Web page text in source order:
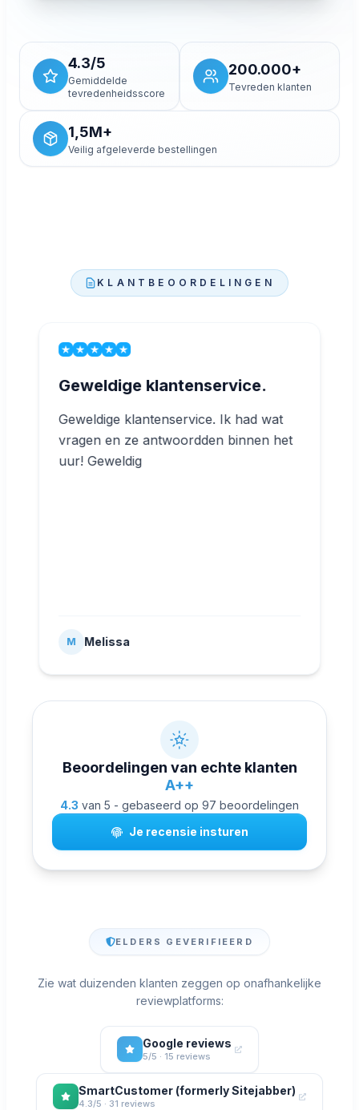
4.3/5
Gemiddelde
tevredenheidsscore
200.000+
Tevreden klanten
1,5M+
Veilig afgeleverde bestellingen
Toestaan en video laden
KLANTBEOORDELINGEN
Geweldige klantenservice.
Geweldige klantenservice. Ik had wat
vragen en ze antwoordden binnen het
uur! Geweldig
M Melissa
Beoordelingen van echte klanten
A++
4.3 van 5 - gebaseerd op 97 beoordelingen
Je recensie insturen
ELDERS GEVERIFIEERD
Zie wat duizenden klanten zeggen op onafhankelijke
reviewplatforms:
Google reviews
5/5 · 15 reviews
SmartCustomer (formerly Sitejabber)
4.3/5 · 31 reviews